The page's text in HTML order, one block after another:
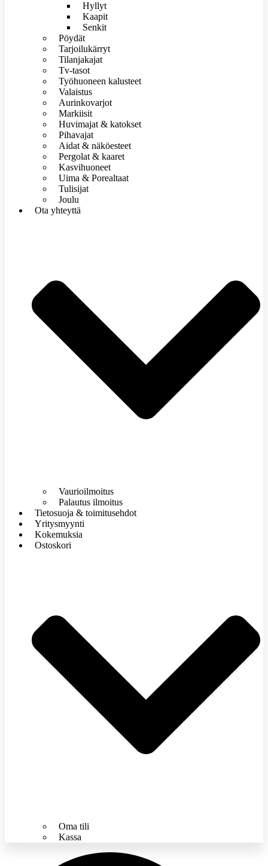
Hyllyt
Kaapit
Senkit
Pöydät
Tarjoilukärryt
Tilanjakajat
Tv-tasot
Työhuoneen kalusteet
Valaistus
Aurinkovarjot
Markiisit
Huvimajat & katokset
Pihavajat
Aidat & näköesteet
Pergolat & kaaret
Kasvihuoneet
Uima & Porealtaat
Tulisijat
Joulu
Ota yhteyttä
Vaurioilmoitus
Palautus ilmoitus
Tietosuoja & toimitusehdot
Yritysmyynti
Kokemuksia
Ostoskori
Oma tili
Kassa